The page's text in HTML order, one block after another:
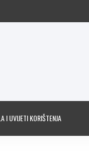
I UVIJETI KORIŠTENJA